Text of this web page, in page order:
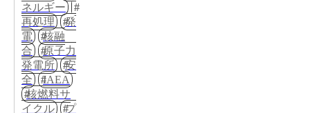
ネルギー
再処理
発
電
核融
合
原子力
発電所
安
全
IAEA
核燃料サ
イクル
プ